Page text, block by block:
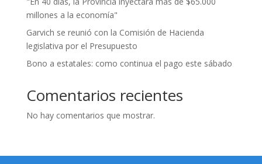
millones a la economía"
Garvich se reunió con la Comisión de Hacienda
legislativa por el Presupuesto
Bono a estatales: como continua el pago este sábado
Comentarios recientes
No hay comentarios que mostrar.